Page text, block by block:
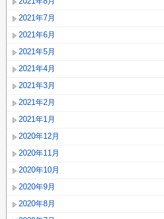
2021年7月
2021年6月
2021年5月
2021年4月
2021年3月
2021年2月
2021年1月
2020年12月
2020年11月
2020年10月
2020年9月
2020年8月